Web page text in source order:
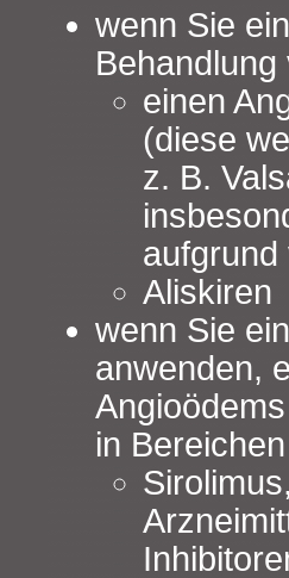
wenn Sie
einen
(diese
z. B.
aufgrund
Aliskiren
wenn Sie
anwenden,
in